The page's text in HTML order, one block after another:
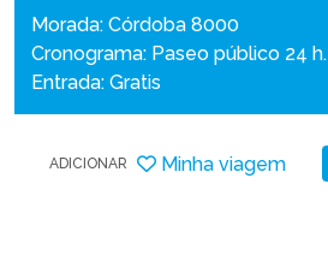
Morada: Córdoba 8000
Cronograma: Paseo público 24 h.
Entrada: Gratis
ADICIONAR Minha viagem